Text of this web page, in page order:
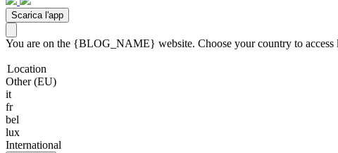
Scarica l'app
You are on the {BLOG_NAME} website. Choose your country to access
Location
Other (EU)
it
fr
bel
lux
International